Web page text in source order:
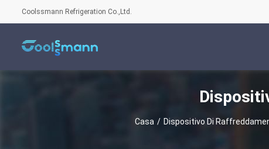
Coolssmann Refrigeration Co.,Ltd.
Casa / Dispositivo Di